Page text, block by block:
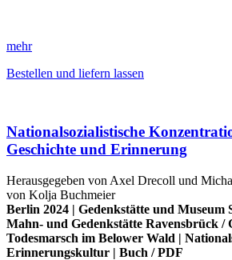
mehr
Bestellen und liefern lassen
Nationalsozialistische
Geschichte und Erinnerung
Herausgegeben von Axel Drecoll und
von Kolja Buchmeier
Berlin 2024 | Gedenkstätte und Museum
Mahn- und Gedenkstätte Ravensbrück /
Todesmarsch im Belower Wald |
Erinnerungskultur | Buch /PDF